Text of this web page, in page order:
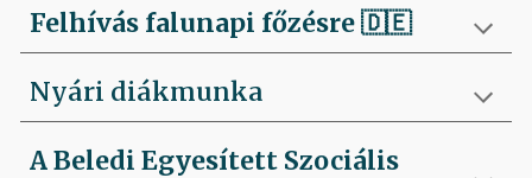
Felhívás falunapi főzésre🇩🇪
Nyári diákmunka
A Beledi Egyesített Szociális